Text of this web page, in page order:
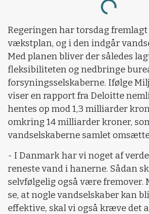
Loading...
Regeringen har torsdag
vækstplan, og i den indgår
Med planen bliver der således
fleksibiliteten og nedbringe
forsyningsselskaberne. Ifølge
viser en rapport fra Deloitte
hentes op mod 1,3 milliarder
omkring 14 milliarder kroner,
vandselskaberne samlet
- I Danmark har vi noget af
reneste vand i hanerne. Sådan
selvfølgelig også være fremover.
se, at nogle vandselskaber kan
effektive, skal vi også kræve det